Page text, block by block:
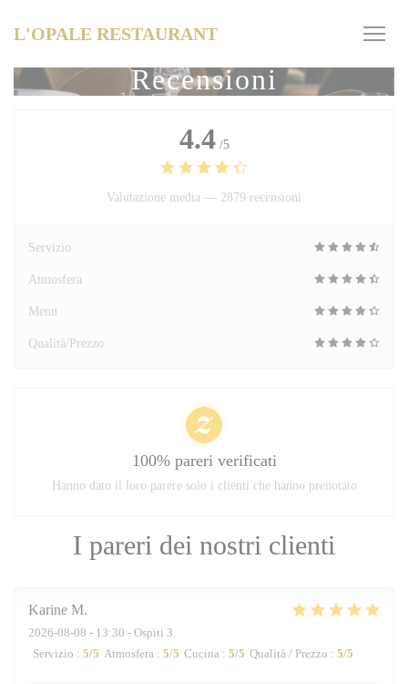
L'OPALE RESTAURANT
Recensioni
I pareri dei nostri clienti
Karine M
2026-08-08 - 13:30 - Ospiti 3
Servizio : 5/5 Atmosfera : 5/5 Cucina : 5/5 Qualità / Prezzo : 5/5
4.4 /5
Valutazione media — 2879 recensioni
Servizio
Atmosfera
Menu
Qualità/Prezzo
100% pareri verificati
Hanno dato il loro parere solo i clienti che hanno prenotato